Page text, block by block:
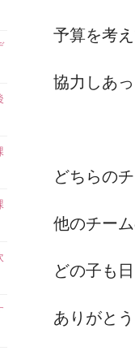
予算を考
協力しあ
どちらの
他のチー
どの子も
ありがと